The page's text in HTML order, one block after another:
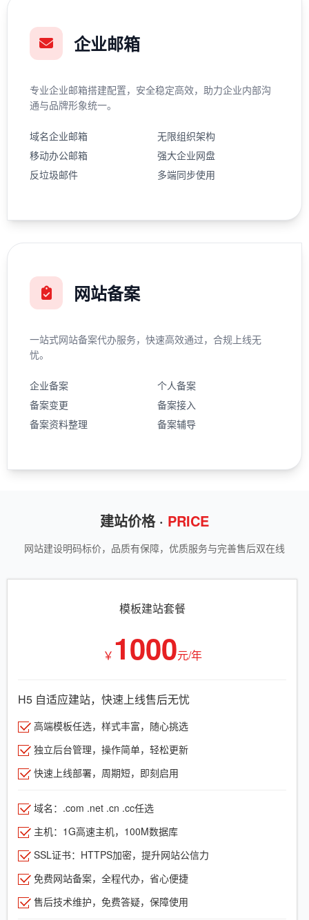
企业邮箱
专业企业邮箱搭建配置，安全稳定高效，助力企业内部沟
通与品牌形象统一。
域名企业邮箱
无限组织架构
移动办公邮箱
强大企业网盘
反垃圾邮件
多端同步使用
网站备案
一站式网站备案代办服务，快速高效通过，合规上线无
忧。
企业备案
个人备案
备案变更
备案接入
备案资料整理
备案辅导
建站价格 · PRICE
网站建设明码标价，品质有保障，优质服务与完善售后双在线
模板建站套餐
￥ 1000元/年
H5 自适应建站，快速上线售后无忧
高端模板任选，样式丰富，随心挑选
独立后台管理，操作简单，轻松更新
快速上线部署，周期短，即刻启用
域名：.com .net .cn .cc任选
主机：1G高速主机，100M数据库
SSL证书：HTTPS加密，提升网站公信力
免费网站备案，全程代办，省心便捷
售后技术维护，免费答疑，保障使用